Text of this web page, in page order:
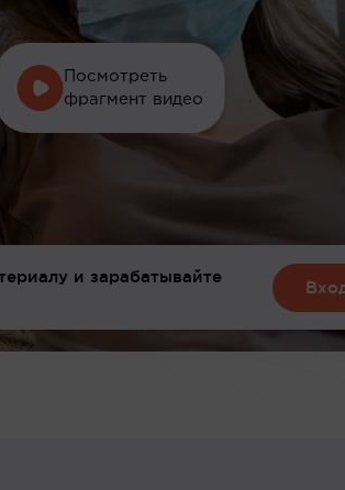
Посмотреть
фрагмент видео
и зарабатывайте